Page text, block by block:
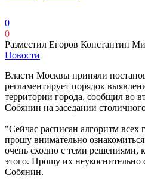
0
0
Разместил Егоров Константин
Новости
Власти Москвы приняли
регламентирует порядок
территории города, сообщил во
Собянин на заседании
"Сейчас расписан алгоритм всех
прошу внимательно
очень сходно с теми
этого. Прошу их неукоснительно
Собянин.